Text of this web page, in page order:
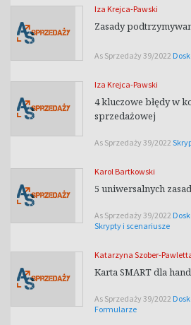
Iza Krejca-Pawski
Zasady
As Sprzedaży 39/2022
Iza Krejca-Pawski
4 kluczowe błędy w
sprzedażowej
As Sprzedaży 39/2022
Karol Bartkowski
5 uniwersalnych
As Sprzedaży 39/2022
Skrypty i scenariusze
Katarzyna Szober-
Karta SMART dla
As Sprzedaży 39/2022
Formularze